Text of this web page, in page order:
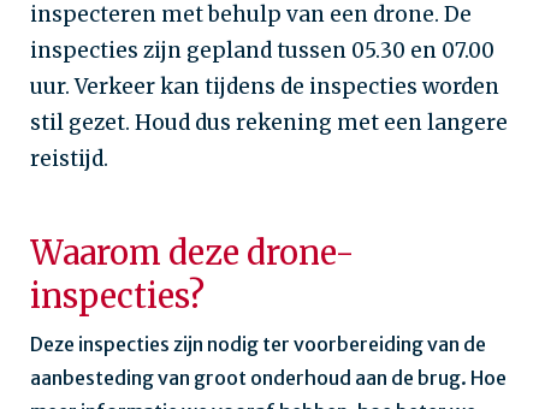
inspecteren met behulp van een drone. De
inspecties zijn gepland tussen 05.30 en 07.00
uur. Verkeer kan tijdens de inspecties worden
stil gezet. Houd dus rekening met een langere
reistijd.
Waarom deze drone-
inspecties?
Deze inspecties zijn nodig ter voorbereiding van de
aanbesteding van groot onderhoud aan de brug. Hoe